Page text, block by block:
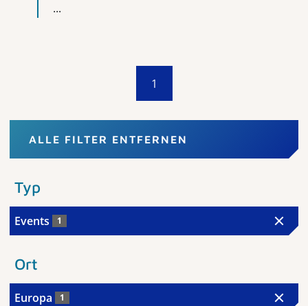
...
1
ALLE FILTER ENTFERNEN
Typ
Events 1
Ort
Europa 1